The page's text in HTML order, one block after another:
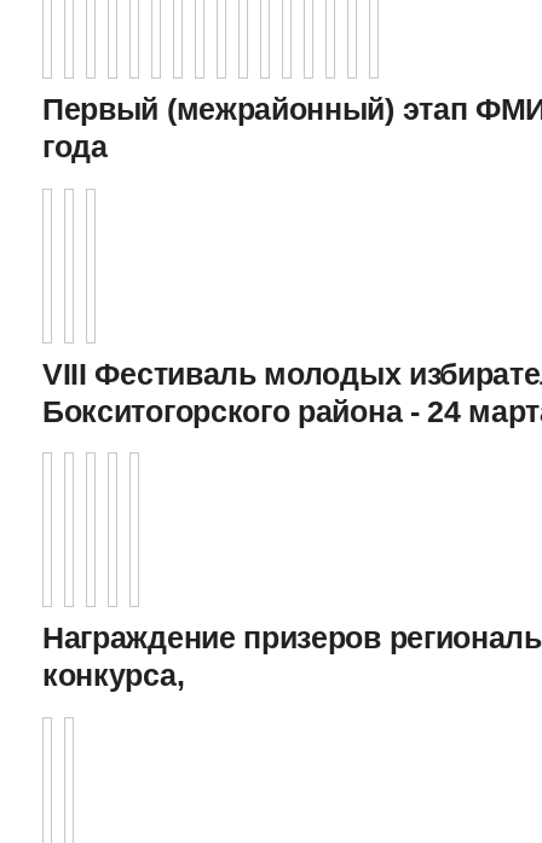
Первый (межрайонный) этап
года
VIII Фестиваль молодых
Бокситогорского района - 24
Награждение призеров
конкурса,